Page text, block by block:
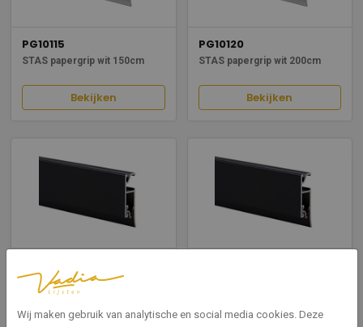
PG10115
STAS papergrip wit 150cm
Bekijken
PG10120
STAS papergrip wit 200cm
Bekijken
STAS papergrip zwart
structuur 50cm
Wij maken gebruik van analytische en social media cookies. Deze